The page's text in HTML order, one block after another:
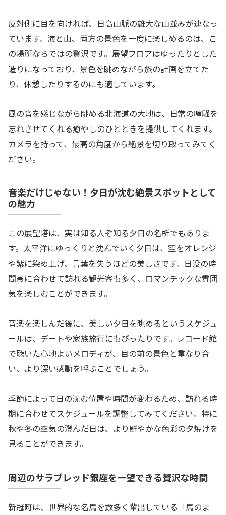
反対側に目を向ければ、日高山脈の雄大な山並みが連なっ
ています。海と山、両方の景色を一度に楽しめるのは、こ
の場所ならではの贅沢です。展望フロアはゆったりとした
造りになっており、景色を眺めながら旅の計画を立てた
り、休憩したりするのにも適しています。
風の音を感じながら眺める北海道の大地は、日常の喧騒を
忘れさせてくれる癒やしのひとときを提供してくれます。
カメラを持って、最高の角度から絶景を切り取ってみてく
ださい。
音楽だけじゃない！夕日が沈む絶景スポットとして
の魅力
この展望塔は、実は知る人ぞ知る夕日の名所でもありま
す。太平洋にゆっくりと沈んでいく夕日は、空をオレンジ
や紫に染め上げ、言葉を失うほどの美しさです。日没の時
間帯に合わせて訪れる観光客も多く、ロマンチックな雰囲
気を楽しむことができます。
音楽を楽しんだ後に、美しい夕日を眺めるというスケジュ
ールは、デートや家族旅行にもぴったりです。レコード館
で聴いた心地よいメロディが、目の前の景色と重なり合
い、より深い感動を呼ぶことでしょう。
季節によって日の沈む位置や時間が変わるため、訪れる時
期に合わせてスケジュールを調整してみてください。特に
秋や冬の空気の澄んだ日は、より鮮やかな色彩の夕焼けを
見ることができます。
周辺のサラブレッド銀座を一望できる贅沢な時間
新冠町は、世界的な名馬を数多く輩出している「馬のま